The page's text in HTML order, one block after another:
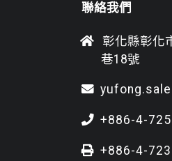
聯絡我們
彰化縣彰化
巷18號
+886-4-
+886-4-